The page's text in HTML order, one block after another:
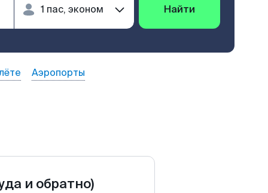
Найти
Аэропорты
и обратно)